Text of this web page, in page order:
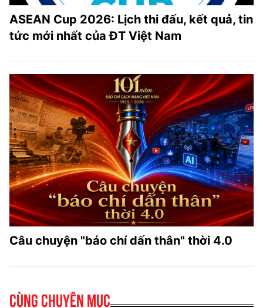
ASEAN Cup 2026: Lịch thi đấu, kết quả, tin
tức mới nhất của ĐT Việt Nam
Câu chuyện "báo chí dấn thân" thời 4.0
Cùng chuyên mục